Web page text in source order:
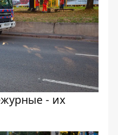
- их